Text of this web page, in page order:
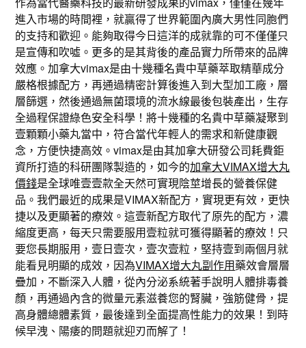
進入市場的時間裡，就贏得了世界範圍內廣大男性同胞們
的支持和歡迎。能夠取得今日這洋的成就靠的可不僅僅只
是宣傳和吹噓。更多的是其背後的產品實力所帶來的品牌
效應。加拿大vimax是由十幾種名貴中草藥萃取精華成分
嚴格根據配方，再通過精密計算後進入到大型加工廠，層
層篩選，然後通過無菌環境的流水線最後包裝產出，生存
全過程保證綠色安全科學！將十幾種的名貴中草藥凝聚到
壹顆顆小藥丸當中，符合當代年輕人的需求和新健康觀
念，方便快捷高效。vimax是由其加拿大研發公司耗費鉅
資所打造的科研團隊製造的，如今的加拿大VIMAX增大丸
價錢是全球唯壹壹款全天然可實現陰莖增長的營養保健
品。我們最近的成果是VIMAX新配方，實現更有效，更快
捷以及更顯著的療效。這壹新配方取代了原先的配方，濃
縮度更高，每天只需要服用壹粒就可獲得顯著的療效！只
要您長期服用，壹日壹次，壹次壹粒，堅持壹到兩個月就
能看見明顯的成效，因為VIMAX增大丸副作用藥效會層層
疊加，不斷深入人體，從內分泌系統著手說明人體排毒養
顏，再通過內含的微量元素滋養您的腎臟，強筋健骨，提
高身體總體素質，最後達到全面提高性能力的效果！到時
候早洩、陽痿的問題就迎刃而解了！